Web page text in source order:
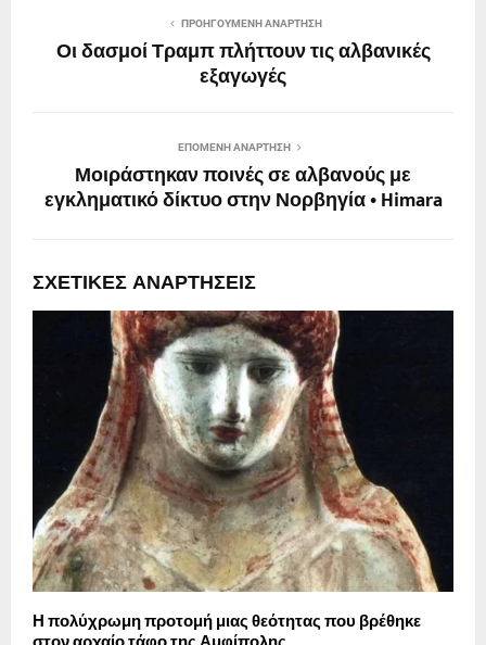
ΠΡΟΗΓΟΎΜΕΝΗ ΑΝΆΡΤΗΣΗ
Οι δασμοί Τραμπ πλήττουν τις αλβανικές
εξαγωγές
ΕΠΌΜΕΝΗ ΑΝΆΡΤΗΣΗ
Μοιράστηκαν ποινές σε αλβανούς με
εγκληματικό δίκτυο στην Νορβηγία • Himara
ΣΧΕΤΙΚΈΣ ΑΝΑΡΤΉΣΕΙΣ
Η πολύχρωμη προτομή μιας θεότητας που βρέθηκε